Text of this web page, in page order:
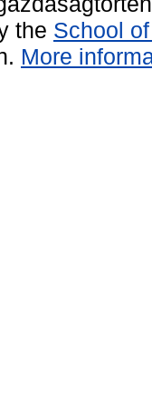
the School
More